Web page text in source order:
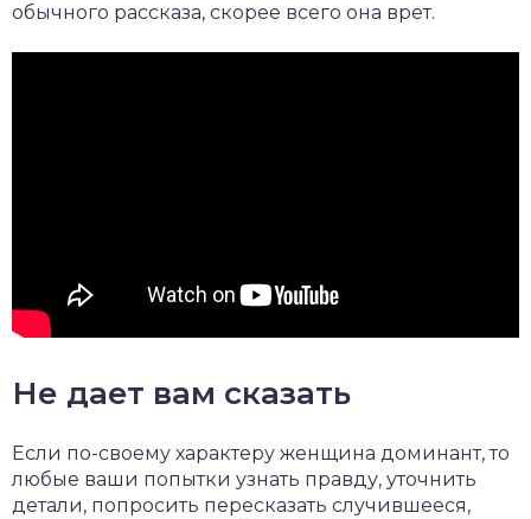
обычного рассказа, скорее всего она врет.
Не дает вам сказать
Если по-своему характеру женщина доминант, то
любые ваши попытки узнать правду, уточнить
детали, попросить пересказать случившееся,